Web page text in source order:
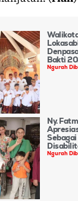
Bakti
Ngurah
Ny.
Ngurah